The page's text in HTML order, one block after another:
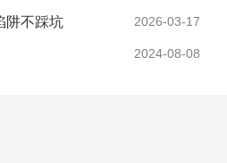
阱不踩坑 2026-03-17
2024-08-08